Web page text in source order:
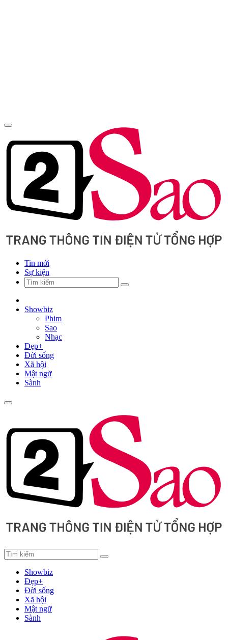
Tin mới
Sự kiện
Showbiz
Phim
Sao
Nhạc
Đẹp+
Đời sống
Xã hội
Mật ngữ
Sành
Showbiz
Đẹp+
Đời sống
Xã hội
Mật ngữ
Sành